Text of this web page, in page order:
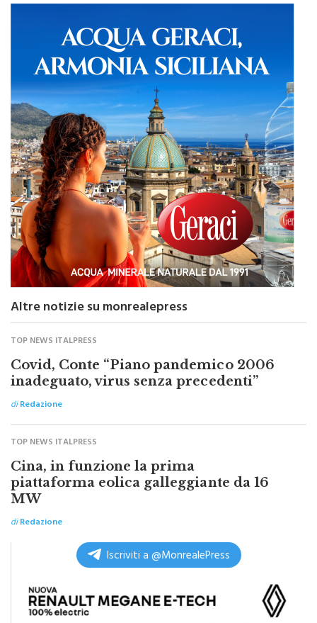
Altre notizie su monrealepress
TOP NEWS ITALPRESS
Covid, Conte “Piano pandemico 2006
inadeguato, virus senza precedenti”
diRedazione
TOP NEWS ITALPRESS
Cina, in funzione la prima
piattaforma eolica galleggiante da 16
MW
diRedazione
Iscriviti a @MonrealePress